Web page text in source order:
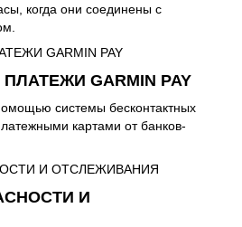
когда они соединены с
GARMIN PAY
системы бесконтактных
картами от банков-
И